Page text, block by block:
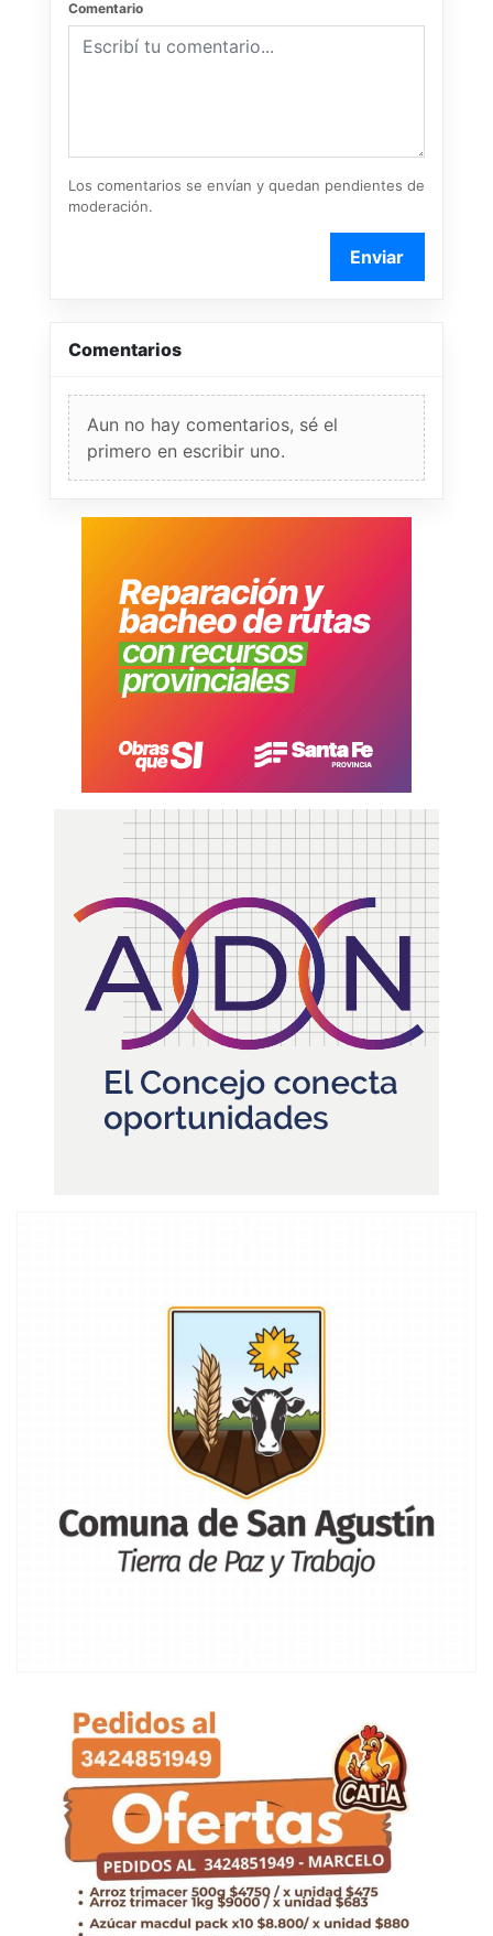
Comentario
Los comentarios se envían y quedan pendientes de
moderación.
Enviar
Comentarios
Aun no hay comentarios, sé el
primero en escribir uno.